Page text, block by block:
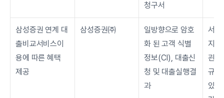
청구서
삼성증권 연계 대
출비교서비스이
용에 따른 혜택
제공
삼성증권㈜
일방향으로 암호
화 된 고객 식별
정보(CI), 대출신
청 및 대출실행결
과
서비
지
관련
규정
있는